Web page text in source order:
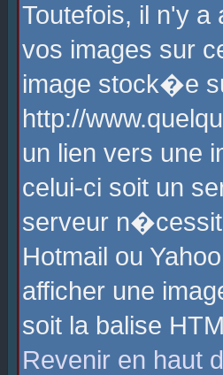
Toutefois, il n'y a
vos images sur
image stock�e
http://
un lien vers une
celui-ci soit un
serveur
Hotmail ou
afficher une
soit la balise
Revenir en haut